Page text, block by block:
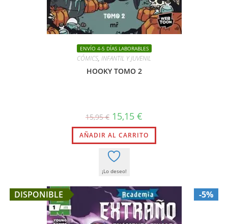
ENVÍO 4-5 DÍAS LABORABLES
CÓMICS, INFANTIL Y JUVENIL
HOOKY TOMO 2
15,95€ El
precio
original
era:
15,95 €.
15,15 €
actual
es:
15,15 €.
AÑADIR AL CARRITO
¡Lo deseo!
DISPONIBLE -5%